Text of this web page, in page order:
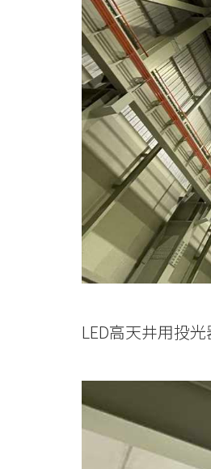
LED高天井用